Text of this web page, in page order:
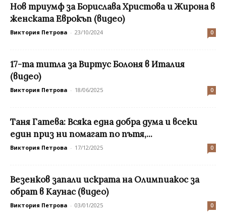
Нов триумф за Борислава Христова и Жирона в
женската Еврокъп (видео)
Виктория Петрова - 23/10/2024 0
17-та титла за Виртус Болоня в Италия
(видео)
Виктория Петрова - 18/06/2025 0
Таня Гатева: Всяка една добра дума и всеки
един приз ни помагат по пътя,...
Виктория Петрова - 17/12/2025 0
Везенков запали искрата на Олимпиакос за
обрат в Каунас (видео)
Виктория Петрова - 03/01/2025 0